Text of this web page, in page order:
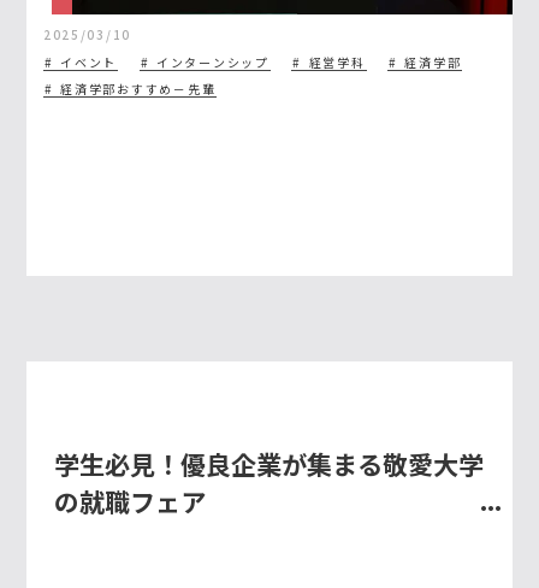
2025/03/10
イベント
インターンシップ 経営学科
経済学部
経済学部おすすめ－先輩
学生必見！優良企業が集まる敬愛大学
の就職フェア